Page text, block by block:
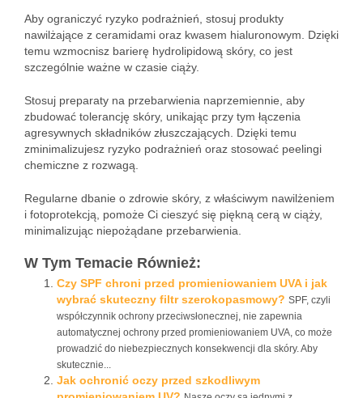
Aby ograniczyć ryzyko podrażnień, stosuj produkty
nawilżające z ceramidami oraz kwasem hialuronowym. Dzięki
temu wzmocnisz barierę hydrolipidową skóry, co jest
szczególnie ważne w czasie ciąży.
Stosuj preparaty na przebarwienia naprzemiennie, aby
zbudować tolerancję skóry, unikając przy tym łączenia
agresywnych składników złuszczających. Dzięki temu
zminimalizujesz ryzyko podrażnień oraz stosować peelingi
chemiczne z rozwagą.
Regularne dbanie o zdrowie skóry, z właściwym nawilżeniem
i fotoprotekcją, pomoże Ci cieszyć się piękną cerą w ciąży,
minimalizując niepożądane przebarwienia.
W Tym Temacie Również:
Czy SPF chroni przed promieniowaniem UVA i jak
wybrać skuteczny filtr szerokopasmowy? SPF, czyli
współczynnik ochrony przeciwsłonecznej, nie zapewnia
automatycznej ochrony przed promieniowaniem UVA, co może
prowadzić do niebezpiecznych konsekwencji dla skóry. Aby
skutecznie...
Jak ochronić oczy przed szkodliwym